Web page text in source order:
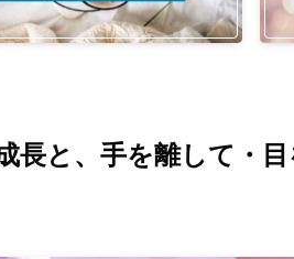
長と、手を離して・目